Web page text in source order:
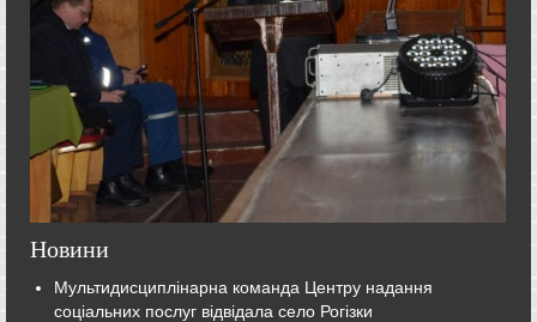
Новини
Мультидисциплінарна команда Центру надання
соціальних послуг відвідала село Рогізки